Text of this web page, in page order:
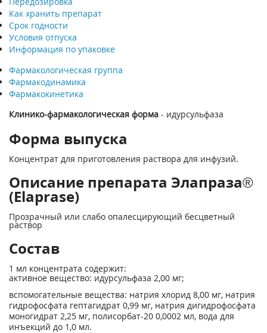
Как хранить препарат
Срок годности
Условия отпуска
Информация по упаковке
Фармакологическая группа
Фармакодинамика
Фармакокинетика
Клинико-фармакологическая форма - идурсульфаза
Форма выпуска
Концентрат для приготовления раствора для инфузий.
Описание препарата Элапраза®
(Elaprase)
Прозрачный или слабо опалесцирующий бесцветный
раствор
Состав
1 мл концентрата содержит:
активное вещество: идурсульфаза 2,00 мг;
вспомогательные вещества: натрия хлорид 8,00 мг, натрия
гидрофосфата гептагидрат 0,99 мг, натрия дигидрофосфата
моногидрат 2,25 мг, полисорбат-20 0,0002 мл, вода для
инъекций до 1,0 мл.